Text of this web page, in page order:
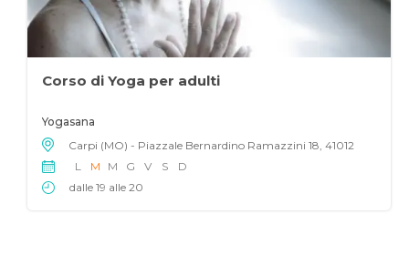
Corso di Yoga per adulti
Yogasana
Carpi (MO) - Piazzale Bernardino Ramazzini 18, 41012
L
M M G V S
D
dalle 19 alle 20